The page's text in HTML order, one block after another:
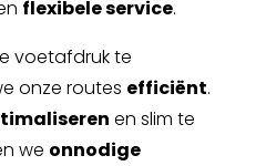
flexibele service.
voetafdruk te
onze routes efficiënt.
en slim te
we onnodige